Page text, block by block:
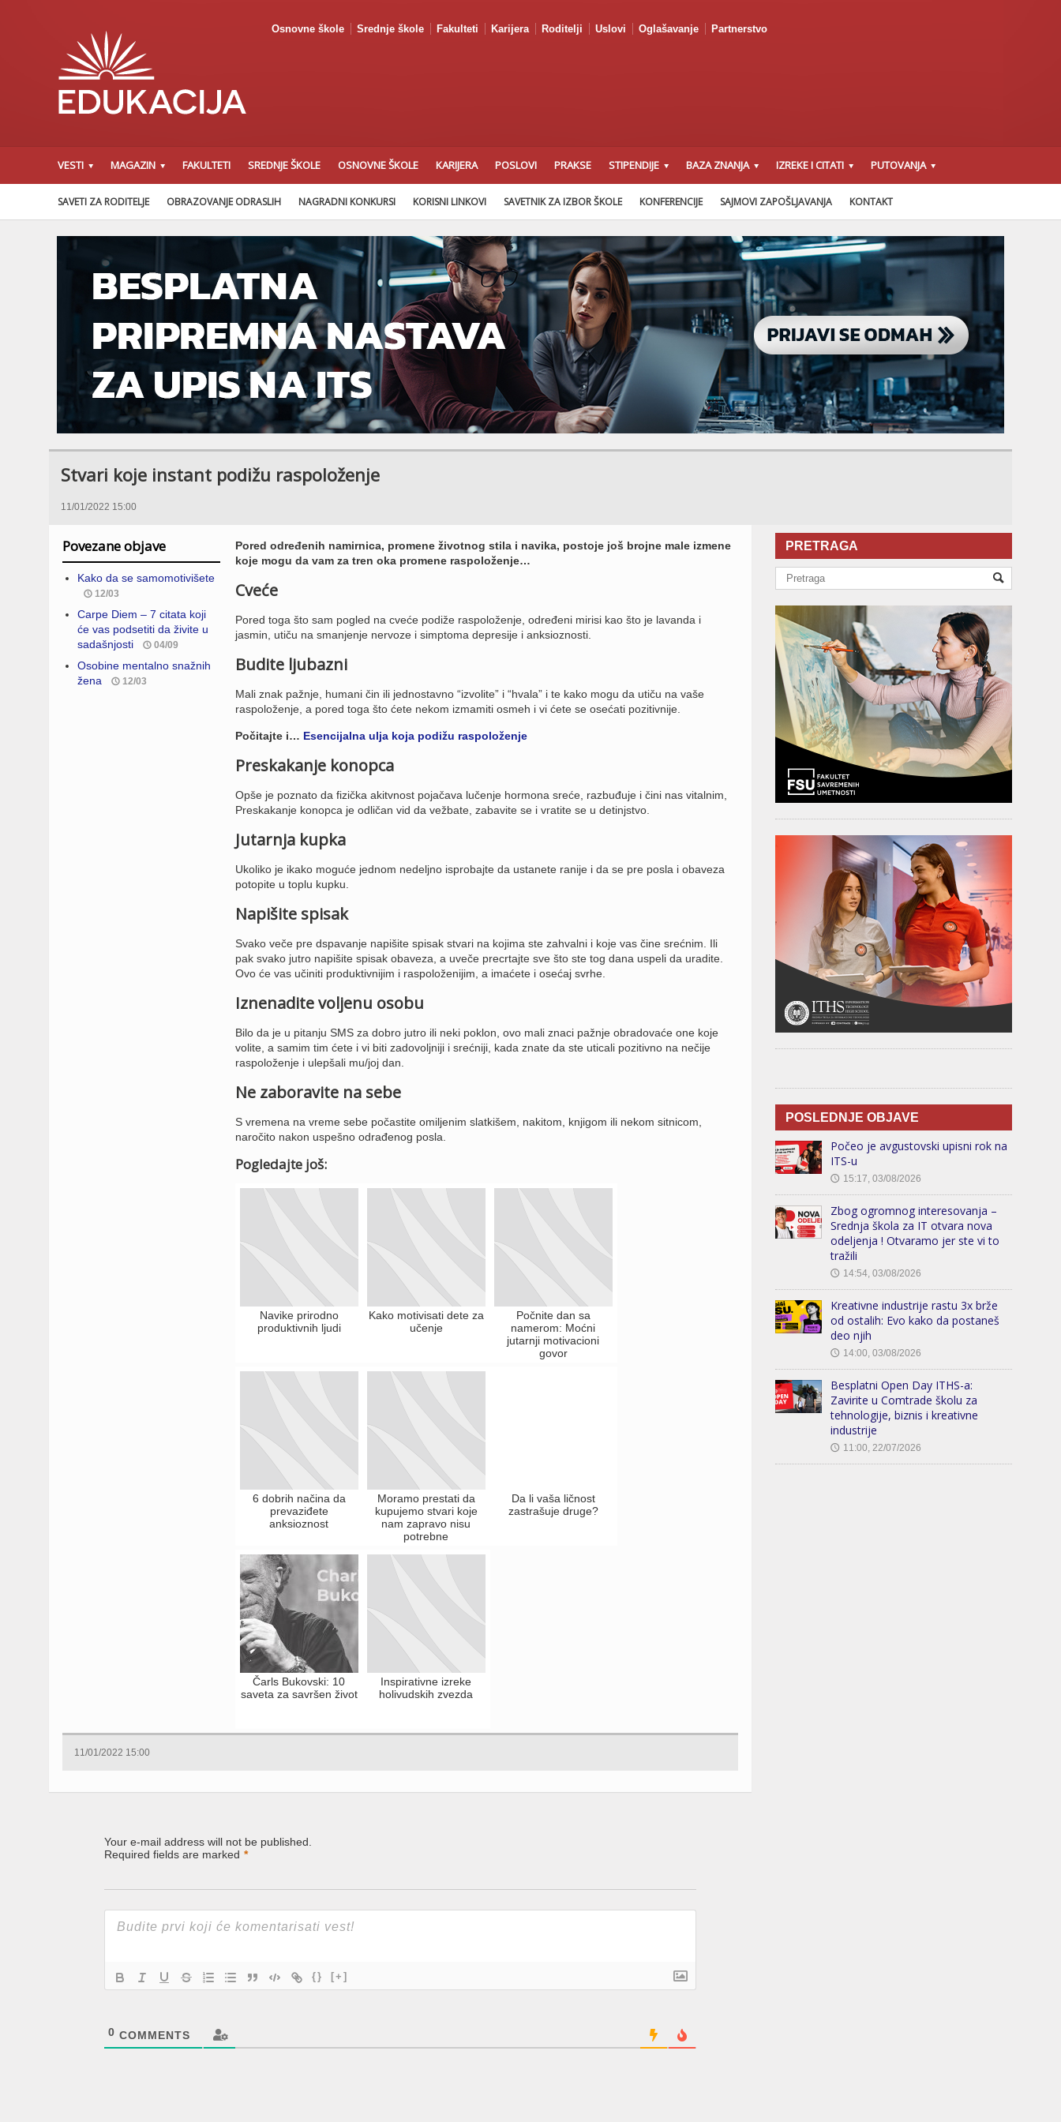
Osnovne škole Srednje škole Fakulteti Karijera Roditelji Uslovi Oglašavanje Partnerstvo
VESTI MAGAZIN FAKULTETI SREDNJE ŠKOLE OSNOVNE ŠKOLE KARIJERA POSLOVI PRAKSE STIPENDIJE BAZA ZNANJA IZREKE I CITATI PUTOVANJA
SAVETI ZA RODITELJE OBRAZOVANJE ODRASLIH NAGRADNI KONKURSI KORISNI LINKOVI SAVETNIK ZA IZBOR ŠKOLE KONFERENCIJE SAJMOVI ZAPOŠLJAVANJA KONTAKT
Stvari koje instant podižu raspoloženje
11/01/2022 15:00
Povezane objave
Kako da se samomotivišete
12/03
Carpe Diem – 7 citata koji
će vas podsetiti da živite u
sadašnjosti
04/09
Osobine mentalno snažnih
žena
12/03
Pored određenih namirnica, promene životnog stila i navika, postoje još brojne male izmene
koje mogu da vam za tren oka promene raspoloženje…
Cveće
Pored toga što sam pogled na cveće podiže raspoloženje, određeni mirisi kao što je lavanda i
jasmin, utiču na smanjenje nervoze i simptoma depresije i anksioznosti.
Budite ljubazni
Mali znak pažnje, humani čin ili jednostavno “izvolite” i “hvala” i te kako mogu da utiču na vaše
raspoloženje, a pored toga što ćete nekom izmamiti osmeh i vi ćete se osećati pozitivnije.
Počitajte i… Esencijalna ulja koja podižu raspoloženje
Preskakanje konopca
Opše je poznato da fizička akitvnost pojačava lučenje hormona sreće, razbuđuje i čini nas vitalnim,
Preskakanje konopca je odličan vid da vežbate, zabavite se i vratite se u detinjstvo.
Jutarnja kupka
Ukoliko je ikako moguće jednom nedeljno isprobajte da ustanete ranije i da se pre posla i obaveza
potopite u toplu kupku.
Napišite spisak
Svako veče pre dspavanje napišite spisak stvari na kojima ste zahvalni i koje vas čine srećnim. Ili
pak svako jutro napišite spisak obaveza, a uveče precrtajte sve što ste tog dana uspeli da uradite.
Ovo će vas učiniti produktivnijim i raspoloženijim, a imaćete i osećaj svrhe.
Iznenadite voljenu osobu
Bilo da je u pitanju SMS za dobro jutro ili neki poklon, ovo mali znaci pažnje obradovaće one koje
volite, a samim tim ćete i vi biti zadovoljniji i srećniji, kada znate da ste uticali pozitivno na nečije
raspoloženje i ulepšali mu/joj dan.
Ne zaboravite na sebe
S vremena na vreme sebe počastite omiljenim slatkišem, nakitom, knjigom ili nekom sitnicom,
naročito nakon uspešno odrađenog posla.
Pogledajte još:
Navike prirodno
produktivnih ljudi
Kako motivisati dete za
učenje
Počnite dan sa
namerom: Moćni
jutarnji motivacioni
govor
6 dobrih načina da
prevaziđete
anksioznost
Moramo prestati da
kupujemo stvari koje
nam zapravo nisu
potrebne
Da li vaša ličnost
zastrašuje druge?
Čarls Bukovski: 10
saveta za savršen život
Inspirativne izreke
holivudskih zvezda
11/01/2022 15:00
Your e-mail address will not be published.
Required fields are marked *
{} [+]
0 COMMENTS
PRETRAGA
POSLEDNJE OBJAVE
Počeo je avgustovski upisni rok na
ITS-u
🕔 15:17, 03/08/2026
Zbog ogromnog interesovanja –
Srednja škola za IT otvara nova
odeljenja ! Otvaramo jer ste vi to
tražili
🕔 14:54, 03/08/2026
Kreativne industrije rastu 3x brže
od ostalih: Evo kako da postaneš
deo njih
🕔 14:00, 03/08/2026
Besplatni Open Day ITHS-a:
Zavirite u Comtrade školu za
tehnologije, biznis i kreativne
industrije
🕔 11:00, 22/07/2026